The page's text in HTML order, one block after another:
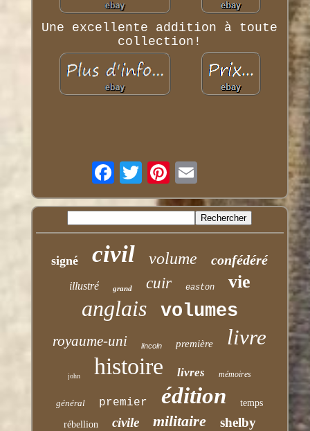
Une excellente addition à toute
collection!
signé civil volume confédéré
illustré grand cuir easton vie
anglais volumes
royaume-uni lincoln première livre
john histoire livres mémoires
général premier édition temps
rébellion civile militaire shelby